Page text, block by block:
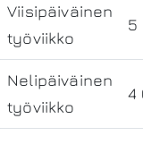
Viisipäiväinen
työviikko
5
Nelipäiväinen
työviikko
4